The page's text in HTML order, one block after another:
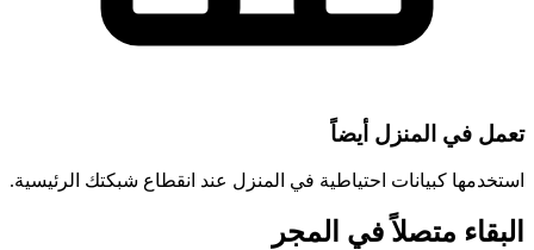
تعمل في المنزل أيضاً
استخدمها كبيانات احتياطية في المنزل عند انقطاع شبكتك الرئيسية.
البقاء متصلاً في المجر